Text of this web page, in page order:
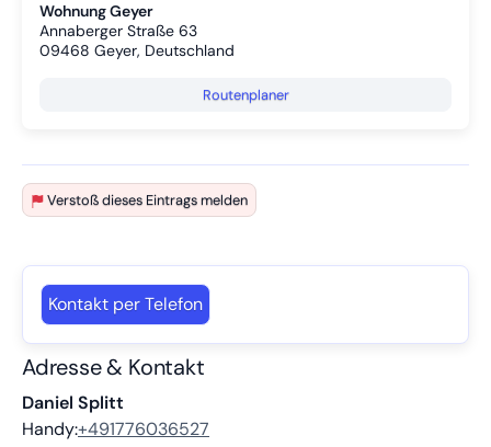
Wohnung Geyer
Annaberger Straße 63
09468 Geyer, Deutschland
Routenplaner
Verstoß dieses Eintrags melden
Kontakt per Telefon
Adresse & Kontakt
Daniel Splitt
Handy:+491776036527